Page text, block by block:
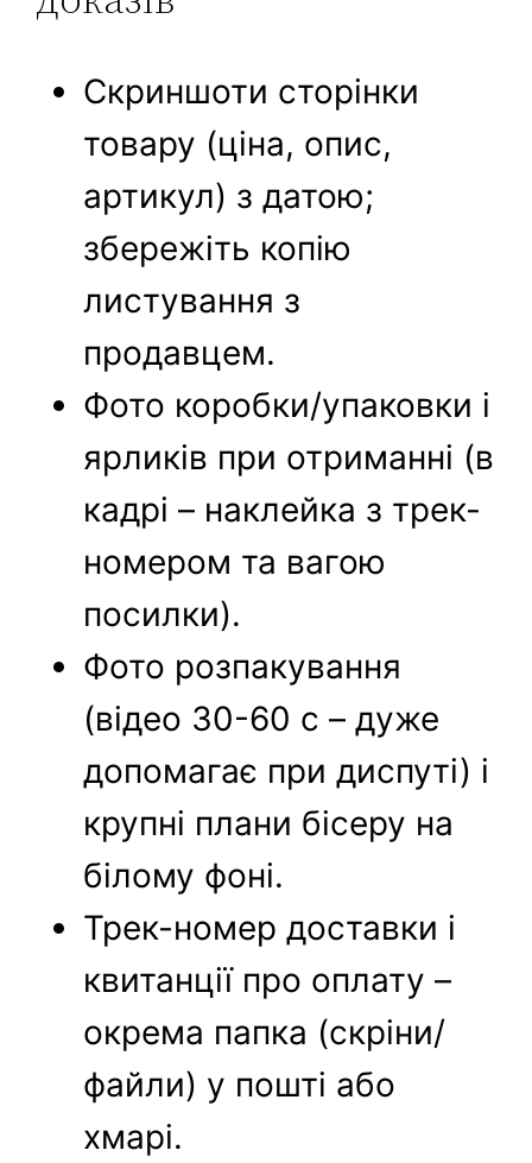
Скриншоти сторінки
товару (ціна, опис,
артикул) з датою;
збережіть копію
листування з
продавцем.
Фото коробки/упаковки і
ярликів при отриманні (в
кадрі – наклейка з трек-
номером та вагою
посилки).
Фото розпакування
(відео 30-60 с – дуже
допомагає при диспуті) і
крупні плани бісеру на
білому фоні.
Трек-номер доставки і
квитанції про оплату –
окрема папка (скріни/
файли) у пошті або
хмарі.